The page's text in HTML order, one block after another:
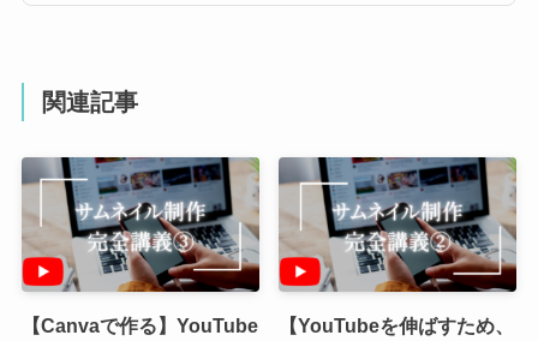
関連記事
【Canvaで作る】YouTube
【YouTubeを伸ばすため、